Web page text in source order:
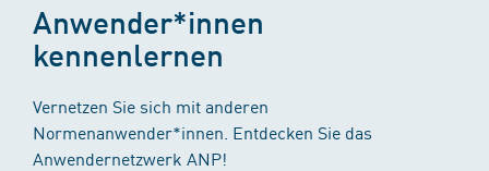
Anwender*innen
kennenlernen
Vernetzen Sie sich mit anderen
Normenanwender*innen. Entdecken Sie das
Anwendernetzwerk ANP!